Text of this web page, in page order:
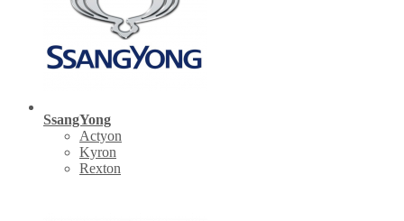
SsangYong
Actyon
Kyron
Rexton